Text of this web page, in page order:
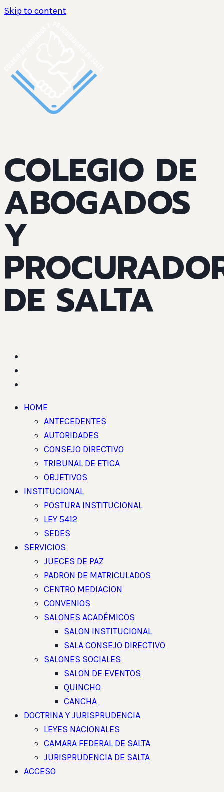
Skip to content
COLEGIO DE
ABOGADOS
Y
DE SALTA
HOME
ANTECEDENTES
AUTORIDADES
CONSEJO DIRECTIVO
TRIBUNAL DE ETICA
OBJETIVOS
INSTITUCIONAL
POSTURA INSTITUCIONAL
LEY 5412
SEDES
SERVICIOS
JUECES DE PAZ
PADRON DE MATRICULADOS
CENTRO MEDIACION
CONVENIOS
SALONES ACADÉMICOS
SALON INSTITUCIONAL
SALA CONSEJO DIRECTIVO
SALONES SOCIALES
SALON DE EVENTOS
QUINCHO
CANCHA
DOCTRINA Y JURISPRUDENCIA
LEYES NACIONALES
CAMARA FEDERAL DE SALTA
JURISPRUDENCIA DE SALTA
ACCESO